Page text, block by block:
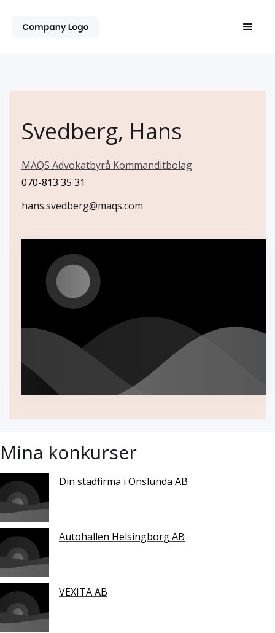
Svedberg, Hans
MAQS Advokatbyrå Kommanditbolag
070-813 35 31
hans.svedberg@maqs.com
Mina konkurser
Din städfirma i Onslunda AB
Autohallen Helsingborg AB
VEXITA AB